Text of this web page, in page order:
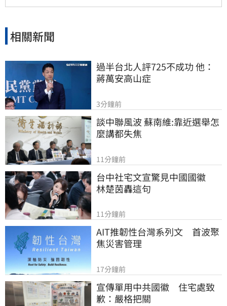
相關新聞
過半台北人評725不成功 他：
蔣萬安高山症
3分鐘前
談中聯風波 蘇南維:靠近選舉怎
麼講都失焦
11分鐘前
台中社宅文宣驚見中國國徽
林楚茵轟這句
11分鐘前
AIT推韌性台灣系列文　首波聚
焦災害管理
17分鐘前
宣傳單用中共國徽　住宅處致
歉：嚴格把關